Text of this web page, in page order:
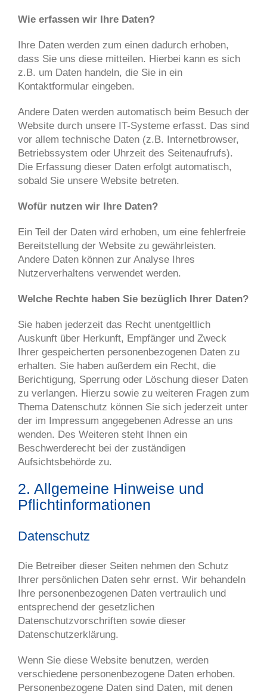
Wie erfassen wir Ihre Daten?
Ihre Daten werden zum einen dadurch erhoben,
dass Sie uns diese mitteilen. Hierbei kann es sich
z.B. um Daten handeln, die Sie in ein
Kontaktformular eingeben.
Andere Daten werden automatisch beim Besuch der
Website durch unsere IT-Systeme erfasst. Das sind
vor allem technische Daten (z.B. Internetbrowser,
Betriebssystem oder Uhrzeit des Seitenaufrufs).
Die Erfassung dieser Daten erfolgt automatisch,
sobald Sie unsere Website betreten.
Wofür nutzen wir Ihre Daten?
Ein Teil der Daten wird erhoben, um eine fehlerfreie
Bereitstellung der Website zu gewährleisten.
Andere Daten können zur Analyse Ihres
Nutzerverhaltens verwendet werden.
Welche Rechte haben Sie bezüglich Ihrer Daten?
Sie haben jederzeit das Recht unentgeltlich
Auskunft über Herkunft, Empfänger und Zweck
Ihrer gespeicherten personenbezogenen Daten zu
erhalten. Sie haben außerdem ein Recht, die
Berichtigung, Sperrung oder Löschung dieser Daten
zu verlangen. Hierzu sowie zu weiteren Fragen zum
Thema Datenschutz können Sie sich jederzeit unter
der im Impressum angegebenen Adresse an uns
wenden. Des Weiteren steht Ihnen ein
Beschwerderecht bei der zuständigen
Aufsichtsbehörde zu.
2. Allgemeine Hinweise und
Pflichtinformationen
Datenschutz
Die Betreiber dieser Seiten nehmen den Schutz
Ihrer persönlichen Daten sehr ernst. Wir behandeln
Ihre personenbezogenen Daten vertraulich und
entsprechend der gesetzlichen
Datenschutzvorschriften sowie dieser
Datenschutzerklärung.
Wenn Sie diese Website benutzen, werden
verschiedene personenbezogene Daten erhoben.
Personenbezogene Daten sind Daten, mit denen